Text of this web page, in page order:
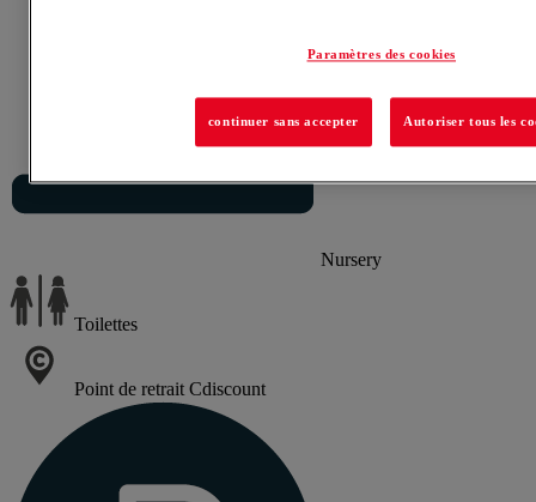
Nursery
Toilettes
Point de retrait Cdiscount
Paramètres des cookies
continuer sans accepter Autoriser tous les